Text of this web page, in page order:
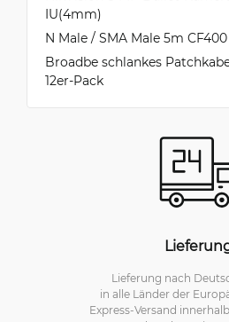
IU(4mm)
N Male / SMA Male 5m
Broadbe schlankes
12er-Pack
Lieferung nach
in alle Länder der
Express-Versand